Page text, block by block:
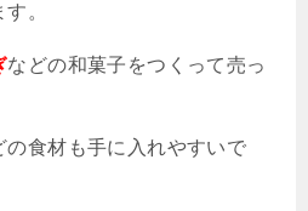
。
などの和菓子をつくって売っ
の食材も手に入れやすいで